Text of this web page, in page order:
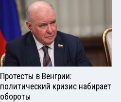
Протесты в Венгрии:
политический кризис набирает
обороты